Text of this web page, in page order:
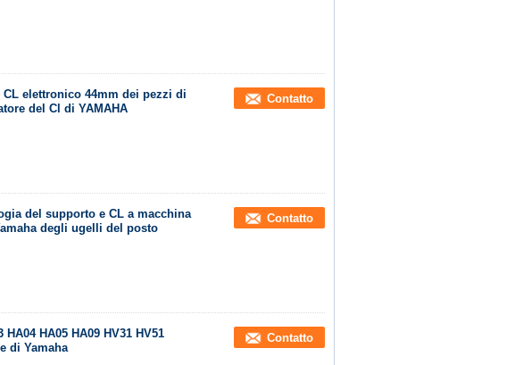
CL elettronico 44mm dei pezzi di
del Cl di YAMAHA
Contatto
del supporto e CL a macchina
degli ugelli del posto
Contatto
HA05 HA09 HV31 HV51
di Yamaha
Contatto